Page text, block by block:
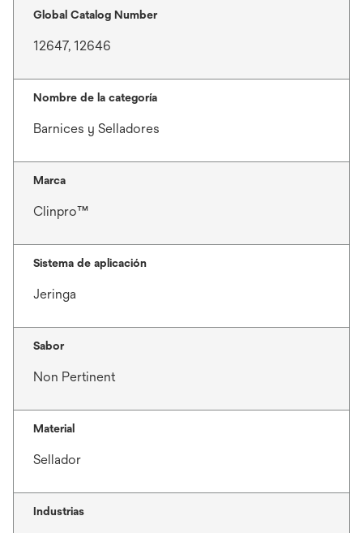
Global Catalog Number
12647, 12646
Nombre de la categoría
Barnices y Selladores
Marca
Clinpro™
Sistema de aplicación
Jeringa
Sabor
Non Pertinent
Material
Sellador
Industrias